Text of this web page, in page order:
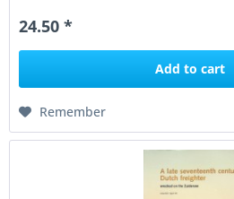
24.50 *
Add to cart
Remember